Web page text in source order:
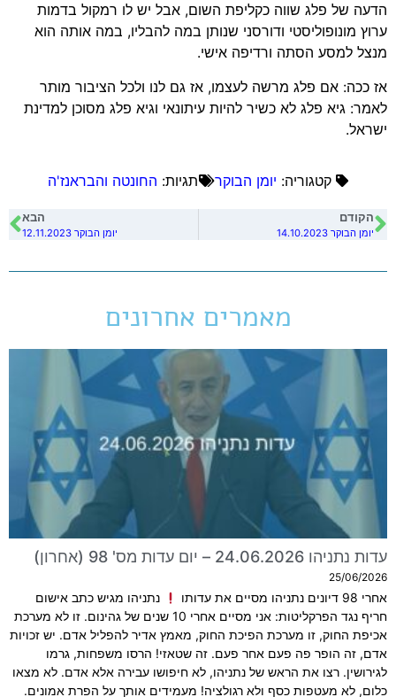
הדעה של פלג שווה כקליפת השום, אבל יש לו רמקול בדמות
ערוץ מונופוליסטי ודורסני שנותן במה להבליו, במה אותה הוא
מנצל למסע הסתה ורדיפה אישי.
אז ככה: אם פלג מרשה לעצמו, אז גם לנו ולכל הציבור מותר
לאמר: גיא פלג לא כשיר להיות עיתונאי וגיא פלג מסוכן למדינת
ישראל.
קטגוריה: יומן הבוקר תגיות: החונטה והבראנז'ה
הקודם
יומן הבוקר 14.10.2023
הבא
יומן הבוקר 12.11.2023
מאמרים אחרונים
עדות נתניהו 24.06.2026 – יום עדות מס' 98 (אחרון)
25/06/2026
אחרי 98 דיונים נתניהו מסיים את עדותו
נתניהו מגיש כתב אישום
חריף נגד הפרקליטות: אני מסיים אחרי 10 שנים של גהינום. זו לא מערכת
אכיפת החוק, זו מערכת הפיכת החוק, מאמץ אדיר להפליל אדם. יש זכויות
אדם, זה הופר פה פעם אחר פעם. זה שטאזי! הרסו משפחות, גרמו
לגירושין. רצו את הראש של נתניהו, לא חיפושו עבירה אלא אדם. לא מצאו
כלום, לא מעטפות כסף ולא רגולציה! מעמידים אותך על הפרת אמונים.